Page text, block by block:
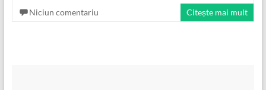
Niciun comentariu
Citește mai mult